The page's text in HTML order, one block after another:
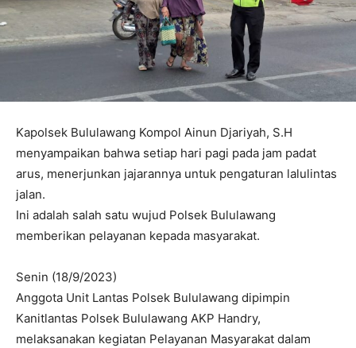
Kapolsek Bululawang Kompol Ainun Djariyah, S.H
menyampaikan bahwa setiap hari pagi pada jam padat
arus, menerjunkan jajarannya untuk pengaturan lalulintas
jalan.
Ini adalah salah satu wujud Polsek Bululawang
memberikan pelayanan kepada masyarakat.
Senin (18/9/2023)
Anggota Unit Lantas Polsek Bululawang dipimpin
Kanitlantas Polsek Bululawang AKP Handry,
melaksanakan kegiatan Pelayanan Masyarakat dalam